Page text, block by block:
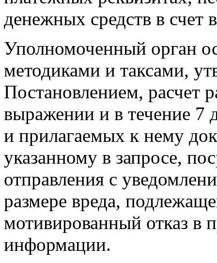
денежных средств в счет
Уполномоченный орган
методиками и таксами,
Постановлением, расчет
выражении и в течение 7
и прилагаемых к нему
указанному в запросе,
отправления с
размере вреда,
мотивированный отказ в
информации.